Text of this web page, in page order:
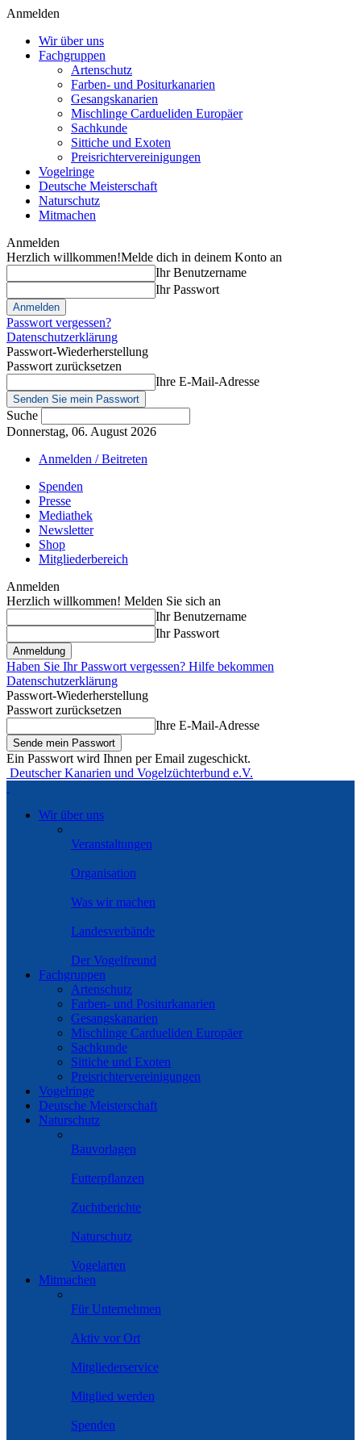
Anmelden
Wir über uns
Fachgruppen
Artenschutz
Farben- und Positurkanarien
Gesangskanarien
Mischlinge Cardueliden Europäer
Sachkunde
Sittiche und Exoten
Preisrichtervereinigungen
Vogelringe
Deutsche Meisterschaft
Naturschutz
Mitmachen
Anmelden
Herzlich willkommen!Melde dich in deinem Konto an
Ihr Benutzername
Ihr Passwort
Passwort vergessen?
Datenschutzerklärung
Passwort-Wiederherstellung
Passwort zurücksetzen
Ihre E-Mail-Adresse
Suche
Donnerstag, 06. August 2026
Anmelden / Beitreten
Spenden
Presse
Mediathek
Newsletter
Shop
Mitgliederbereich
Anmelden
Herzlich willkommen! Melden Sie sich an
Ihr Benutzername
Ihr Passwort
Haben Sie Ihr Passwort vergessen? Hilfe bekommen
Datenschutzerklärung
Passwort-Wiederherstellung
Passwort zurücksetzen
Ihre E-Mail-Adresse
Ein Passwort wird Ihnen per Email zugeschickt.
Deutscher Kanarien und Vogelzüchterbund e.V.
Wir über uns
Veranstaltungen
Organisation
Was wir machen
Landesverbände
Der Vogelfreund
Fachgruppen
Artenschutz
Farben- und Positurkanarien
Gesangskanarien
Mischlinge Cardueliden Europäer
Sachkunde
Sittiche und Exoten
Preisrichtervereinigungen
Vogelringe
Deutsche Meisterschaft
Naturschutz
Bauvorlagen
Futterpflanzen
Zuchtberichte
Naturschutz
Vogelarten
Mitmachen
Für Unternehmen
Aktiv vor Ort
Mitgliederservice
Mitglied werden
Spenden